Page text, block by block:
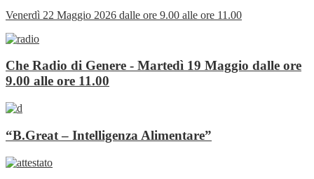
Venerdì 22 Maggio 2026 dalle ore 9.00 alle ore 11.00
Che Radio di Genere - Martedì 19 Maggio dalle ore
9.00 alle ore 11.00
“B.Great – Intelligenza Alimentare”